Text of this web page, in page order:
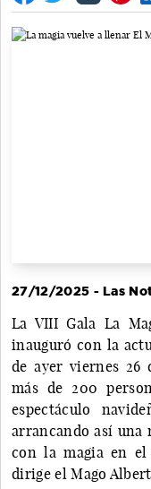
27/12/2025 - Las
La VIII Gala La
inauguró con la
de ayer viernes 26
más de 200
espectáculo
arrancando así
con la magia en el
dirige el Mago